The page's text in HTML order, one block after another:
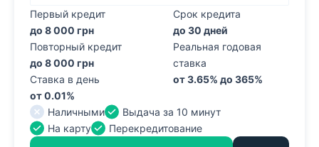
Первый кредит
до 8 000 грн
Повторный кредит
до 8 000 грн
Ставка в день
от 0.01%
Срок кредита
до 30 дней
Реальная годовая
ставка
от 3.65% до 365%
Наличными
Выдача за 10 минут
На карту
Перекредитование